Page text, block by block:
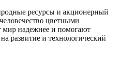
ресурсы и акционерный
цветными
мир надежнее и помогают
развитие и технологический